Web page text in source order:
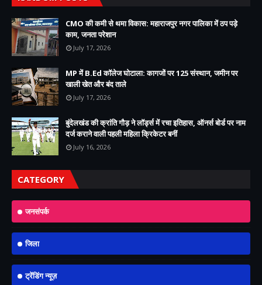
CMO की कमी से थमा विकास: महाराजपुर नगर पालिका में ठप पड़े
काम, जनता परेशान
July 17, 2026
MP में B.Ed कॉलेज घोटाला: कागजों पर 125 संस्थान, जमीन पर
खाली खेत और बंद ताले
July 17, 2026
बुंदेलखंड की क्रांति गौड़ ने लॉर्ड्स में रचा इतिहास, ऑनर्स बोर्ड पर नाम
दर्ज कराने वाली पहली महिला क्रिकेटर बनीं
July 16, 2026
CATEGORY
जनसंपर्क
जिला
ट्रेंडिंग न्यूज़